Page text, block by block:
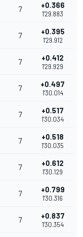
7 +0.366
1'29.883
7 +0.395
1'29.912
7 +0.412
1'29.929
7 +0.497
1'30.014
7 +0.517
1'30.034
7 +0.518
1'30.035
7 +0.612
1'30.129
7 +0.799
1'30.316
7 +0.837
1'30.354